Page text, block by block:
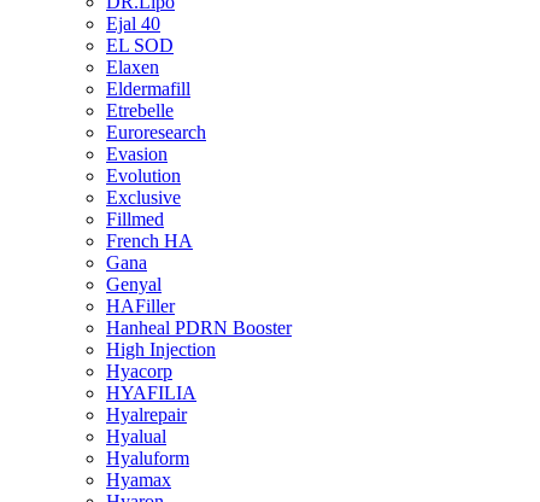
Ejal 40
EL SOD
Elaxen
Eldermafill
Etrebelle
Euroresearch
Evasion
Evolution
Exclusive
Fillmed
French HA
Gana
Genyal
HAFiller
Hanheal PDRN Booster
High Injection
Hyacorp
HYAFILIA
Hyalrepair
Hyalual
Hyaluform
Hyamax